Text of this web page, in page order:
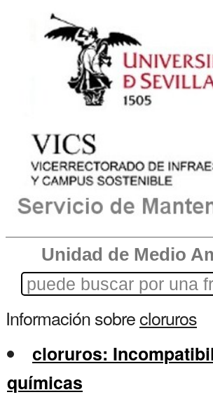
Unidad de Medio
Información sobrecloruros
cloruros:
químicas